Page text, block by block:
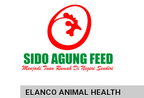
ELANCO ANIMAL HEALTH